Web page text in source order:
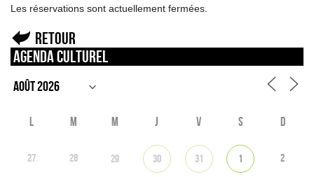
Les réservations sont actuellement fermées.
Retour
Agenda culturel
L M M J V S D
27 28 29 30 31 1 2